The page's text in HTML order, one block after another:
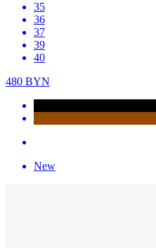
35
36
37
39
40
480 BYN
New